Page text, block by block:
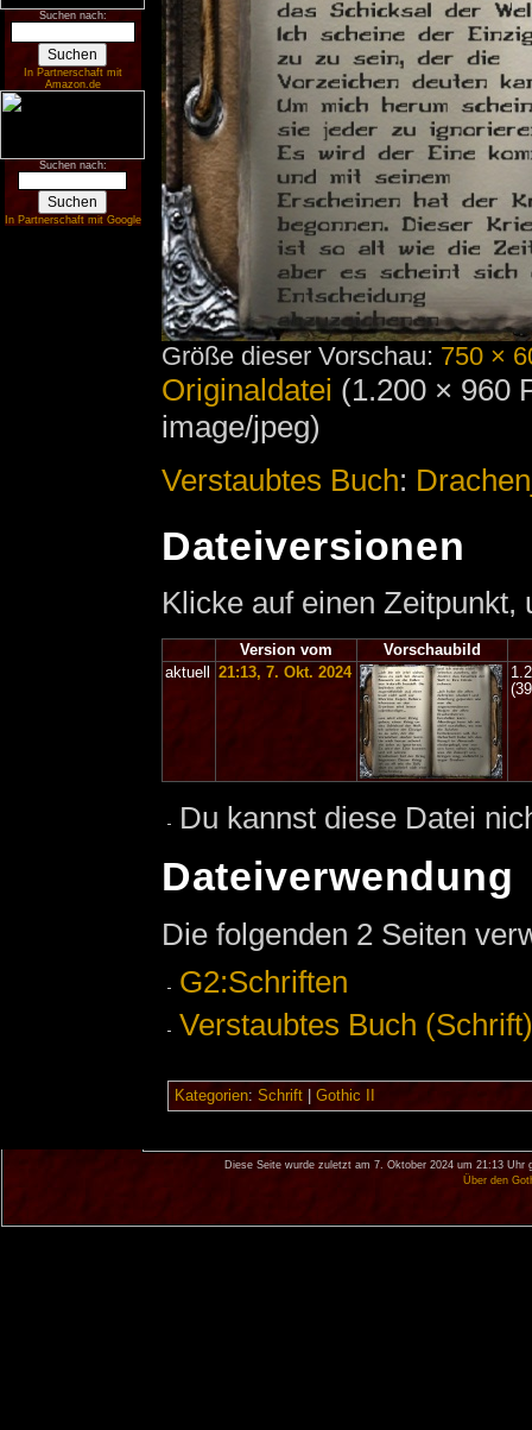
Suchen nach:
In Partnerschaft mit
Amazon.de
Suchen nach:
In Partnerschaft mit Google
Größe dieser Vorschau: 750 ×
Originaldatei (1.200 × 960
image/jpeg)
Verstaubtes Buch:
Dateiversionen
Klicke auf einen
Version vom
Vorschaubild
aktuell
21:13, 7. Okt. 2024
Du kannst diese Datei
Dateiverwendung
Die folgenden 2 Seiten
G2:Schriften
Verstaubtes Buch (Schrift)
Kategorien: Schrift| Gothic II
Diese Seite wurde zuletzt am 7. Oktober 2024 um 21:13 Uhr
Über den